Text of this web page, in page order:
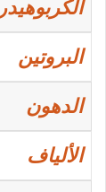
البروتين
الدهون
الألياف